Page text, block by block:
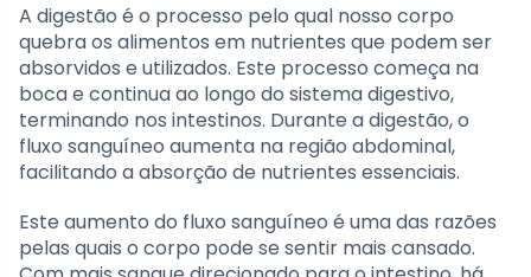
A digestão é o processo pelo qual nosso corpo
quebra os alimentos em nutrientes que podem ser
absorvidos e utilizados. Este processo começa na
boca e continua ao longo do sistema digestivo,
terminando nos intestinos. Durante a digestão, o
fluxo sanguíneo aumenta na região abdominal,
facilitando a absorção de nutrientes essenciais.
Este aumento do fluxo sanguíneo é uma das razões
pelas quais o corpo pode se sentir mais cansado.